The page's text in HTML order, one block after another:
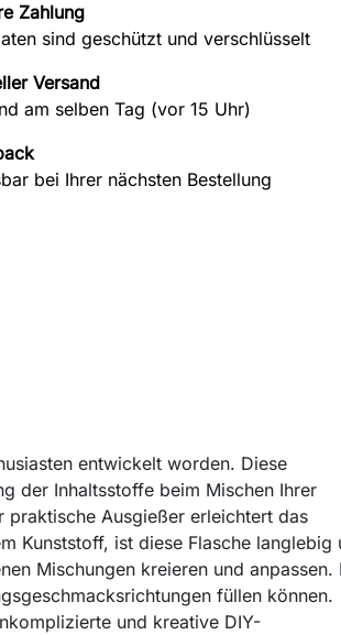
Zahlung
sind geschützt und verschlüsselt
Versand
am selben Tag (vor 15 Uhr)
bei Ihrer nächsten Bestellung
entwickelt worden. Diese
der Inhaltsstoffe beim Mischen Ihrer
Ausgießer erleichtert das
Kunststoff, ist diese Flasche langlebig
Mischungen kreieren und anpassen.
füllen können.
und kreative DIY-